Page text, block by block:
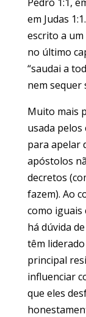
em Judas
escrito a
no último
“saudai a
nem sequer
Muito mais
usada
para apelar
apóstolos
decretos
fazem). Ao
como iguais
há dúvida
têm
principal
influenciar
que eles